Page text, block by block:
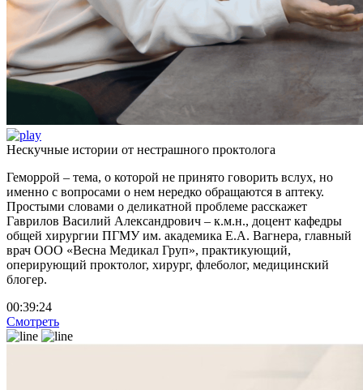
Нескучные истории от нестрашного проктолога
Геморрой – тема, о которой не принято говорить вслух, но
именно с вопросами о нем нередко обращаются в аптеку.
Простыми словами о деликатной проблеме расскажет
Гаврилов Василий Александрович – к.м.н., доцент кафедры
общей хирургии ПГМУ им. академика Е.А. Вагнера, главный
врач ООО «Весна Медикал Груп», практикующий,
оперирующий проктолог, хирург, флеболог, медицинский
блогер.
00:39:24
Смотреть